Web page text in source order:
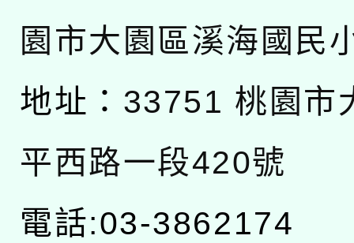
園市大園區溪海國民
地址： 33751 桃園市
平西路一段420號
電話:03-3862174